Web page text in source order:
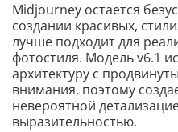
Midjourney остается
создании красивых,
лучше подходит для
фотостиля. Модель v6.1
архитектуру с
внимания, поэтому
невероятной
выразительностью.